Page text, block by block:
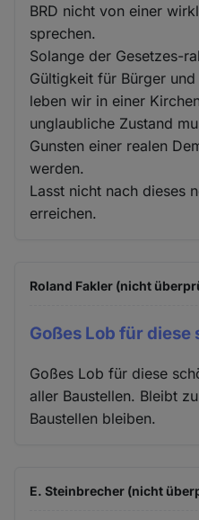
BRD nicht von einer
sprechen.
Solange der Gesetzes-
Gültigkeit für Bürger
leben wir in einer
unglaubliche Zustand
Gunsten einer realen
werden.
Lasst nicht nach dieses
erreichen.
Roland Fakler (nicht
Goßes Lob für diese
Goßes Lob für diese
aller Baustellen. Bleibt
Baustellen bleiben.
E. Steinbrecher (nicht